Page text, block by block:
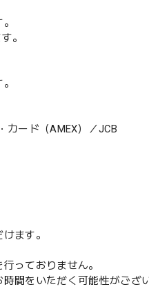
。
ード（AMEX）／JCB
ます。
っておりません。
間をいただく可能性がござい